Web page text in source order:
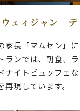
ウェィジャン デ
家長「マムセン」
ランでは、朝食、
ナイトビュッフェ
現しています。